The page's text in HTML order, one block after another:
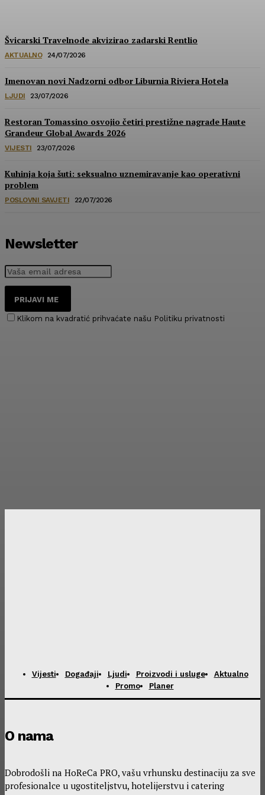
Švicarski Travelnode akvizirao zadarski Rentlio
AKTUALNO 24/07/2026
Imenovan novi Nadzorni odbor Liburnia Riviera Hotela
LJUDI 23/07/2026
Restoran Tomassino osvojio četiri prestižne nagrade Haute
Grandeur Global Awards 2026
VIJESTI 23/07/2026
Kuhinja koja šuti: seksualno uznemiravanje kao operativni
problem
POSLOVNI SAVJETI 22/07/2026
Newsletter
PRIJAVI ME
Klikom na kvadratić prihvaćate našu Politiku privatnosti
Vijesti Događaji Ljudi Proizvodi i usluge
Aktualno
Promo
Planer
O nama
Dobrodošli na HoReCa PRO, vašu vrhunsku destinaciju za sve
profesionalce u ugostiteljstvu, hotelijerstvu i catering